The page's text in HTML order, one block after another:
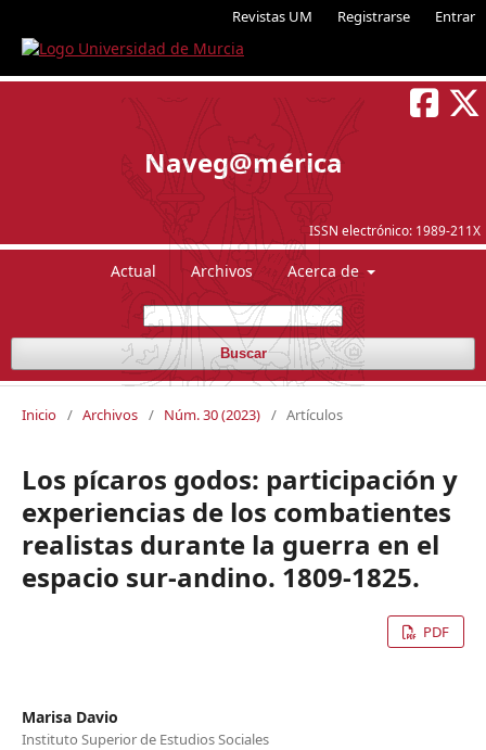
Revistas UM Registrarse Entrar
ISSN electrónico: 1989-211X
Naveg@mérica
Actual Archivos Acerca de
Buscar
Inicio / Archivos / Núm. 30 (2023) / Artículos
Los pícaros godos: participación y
experiencias de los combatientes
realistas durante la guerra en el
espacio sur-andino. 1809-1825.
PDF
Marisa Davio
Instituto Superior de Estudios Sociales